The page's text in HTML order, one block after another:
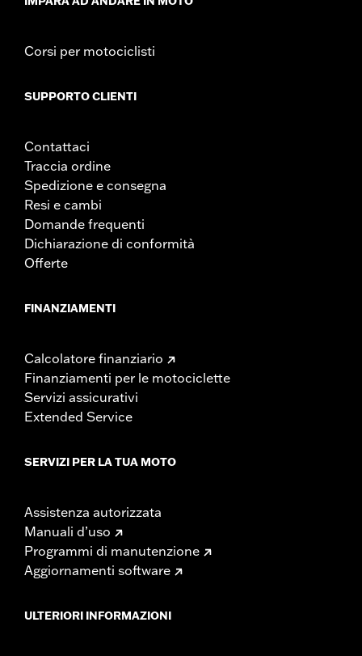
Corsi per motociclisti
SUPPORTO CLIENTI
Contattaci
Traccia ordine
Spedizione e consegna
Resi e cambi
Domande frequenti
Dichiarazione di conformità
Offerte
FINANZIAMENTI
Calcolatore finanziario
Finanziamenti per le motociclette
Servizi assicurativi
Extended Service
SERVIZI PER LA TUA MOTO
Assistenza autorizzata
Manuali d’uso
Programmi di manutenzione
Aggiornamenti software
ULTERIORI INFORMAZIONI